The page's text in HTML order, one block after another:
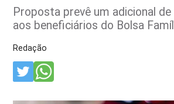
Proposta prevê um adicional
aos beneficiários do Bolsa
Redação